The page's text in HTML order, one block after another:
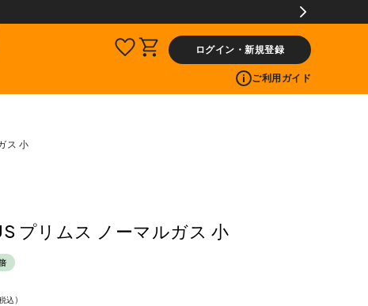
ログイン・新規登録
ご利用ガイド
ス 小
プリムス ノーマルガス 小
込